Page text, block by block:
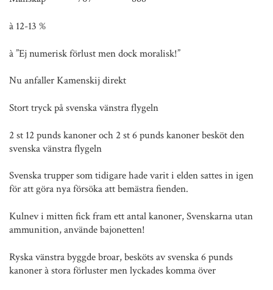
à 12-13 %
à ”Ej numerisk förlust men dock moralisk!”
Nu anfaller Kamenskij direkt
Stort tryck på svenska vänstra flygeln
2 st 12 punds kanoner och 2 st 6 punds kanoner besköt den
svenska vänstra flygeln
Svenska trupper som tidigare hade varit i elden sattes in igen
för att göra nya försöka att bemästra fienden.
Kulnev i mitten fick fram ett antal kanoner, Svenskarna utan
ammunition, använde bajonetten!
Ryska vänstra byggde broar, besköts av svenska 6 punds
kanoner à stora förluster men lyckades komma över